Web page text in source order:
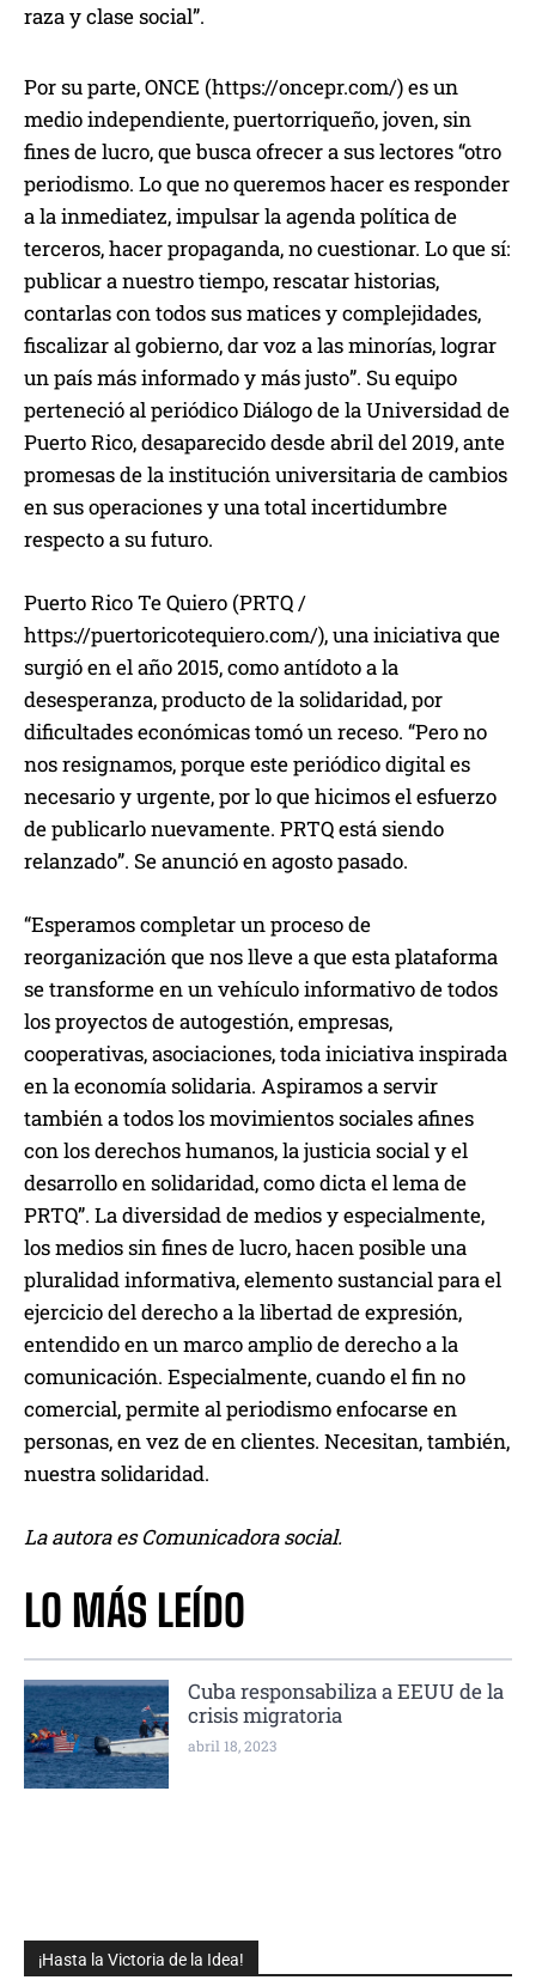
¡Hasta la Victoria de la Idea!
raza y clase social”.
Por su parte, ONCE (https://oncepr.com/) es un
medio independiente, puertorriqueño, joven, sin
fines de lucro, que busca ofrecer a sus lectores “otro
periodismo. Lo que no queremos hacer es responder
a la inmediatez, impulsar la agenda política de
terceros, hacer propaganda, no cuestionar. Lo que sí:
publicar a nuestro tiempo, rescatar historias,
contarlas con todos sus matices y complejidades,
fiscalizar al gobierno, dar voz a las minorías, lograr
un país más informado y más justo”. Su equipo
perteneció al periódico Diálogo de la Universidad de
Puerto Rico, desaparecido desde abril del 2019, ante
promesas de la institución universitaria de cambios
en sus operaciones y una total incertidumbre
respecto a su futuro.
Puerto Rico Te Quiero (PRTQ /
https://puertoricotequiero.com/), una iniciativa que
surgió en el año 2015, como antídoto a la
desesperanza, producto de la solidaridad, por
dificultades económicas tomó un receso. “Pero no
nos resignamos, porque este periódico digital es
necesario y urgente, por lo que hicimos el esfuerzo
de publicarlo nuevamente. PRTQ está siendo
relanzado”. Se anunció en agosto pasado.
“Esperamos completar un proceso de
reorganización que nos lleve a que esta plataforma
se transforme en un vehículo informativo de todos
los proyectos de autogestión, empresas,
cooperativas, asociaciones, toda iniciativa inspirada
en la economía solidaria. Aspiramos a servir
también a todos los movimientos sociales afines
con los derechos humanos, la justicia social y el
desarrollo en solidaridad, como dicta el lema de
PRTQ”. La diversidad de medios y especialmente,
los medios sin fines de lucro, hacen posible una
pluralidad informativa, elemento sustancial para el
ejercicio del derecho a la libertad de expresión,
entendido en un marco amplio de derecho a la
comunicación. Especialmente, cuando el fin no
comercial, permite al periodismo enfocarse en
personas, en vez de en clientes. Necesitan, también,
nuestra solidaridad.
La autora es Comunicadora social.
LO MÁS LEÍDO
Cuba responsabiliza a EEUU de la
crisis migratoria
abril 18, 2023